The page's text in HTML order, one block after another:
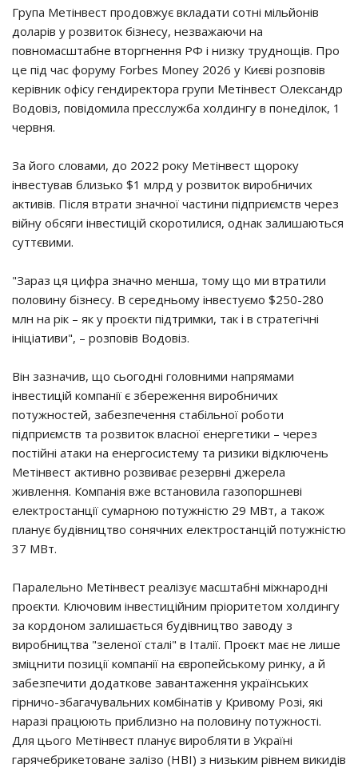
Група Метінвест продовжує вкладати сотні мільйонів
доларів у розвиток бізнесу, незважаючи на
повномасштабне вторгнення РФ і низку труднощів. Про
це під час форуму Forbes Money 2026 у Києві розповів
керівник офісу гендиректора групи Метінвест Олександр
Водовіз, повідомила пресслужба холдингу в понеділок, 1
червня.
За його словами, до 2022 року Метінвест щороку
інвестував близько $1 млрд у розвиток виробничих
активів. Після втрати значної частини підприємств через
війну обсяги інвестицій скоротилися, однак залишаються
суттєвими.
"Зараз ця цифра значно менша, тому що ми втратили
половину бізнесу. В середньому інвестуємо $250-280
млн на рік – як у проєкти підтримки, так і в стратегічні
ініціативи", – розповів Водовіз.
Він зазначив, що сьогодні головними напрямами
інвестицій компанії є збереження виробничих
потужностей, забезпечення стабільної роботи
підприємств та розвиток власної енергетики – через
постійні атаки на енергосистему та ризики відключень
Метінвест активно розвиває резервні джерела
живлення. Компанія вже встановила газопоршневі
електростанції сумарною потужністю 29 МВт, а також
планує будівництво сонячних електростанцій потужністю
37 МВт.
Паралельно Метінвест реалізує масштабні міжнародні
проєкти. Ключовим інвестиційним пріоритетом холдингу
за кордоном залишається будівництво заводу з
виробництва "зеленої сталі" в Італії. Проєкт має не лише
зміцнити позиції компанії на європейському ринку, а й
забезпечити додаткове завантаження українських
гірничо-збагачувальних комбінатів у Кривому Розі, які
наразі працюють приблизно на половину потужності.
Для цього Метінвест планує виробляти в Україні
гарячебрикетоване залізо (HBI) з низьким рівнем викидів